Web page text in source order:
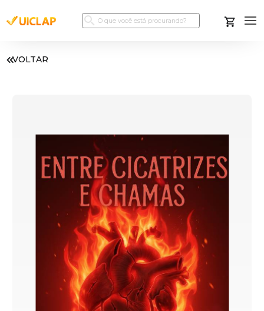
VOLTAR